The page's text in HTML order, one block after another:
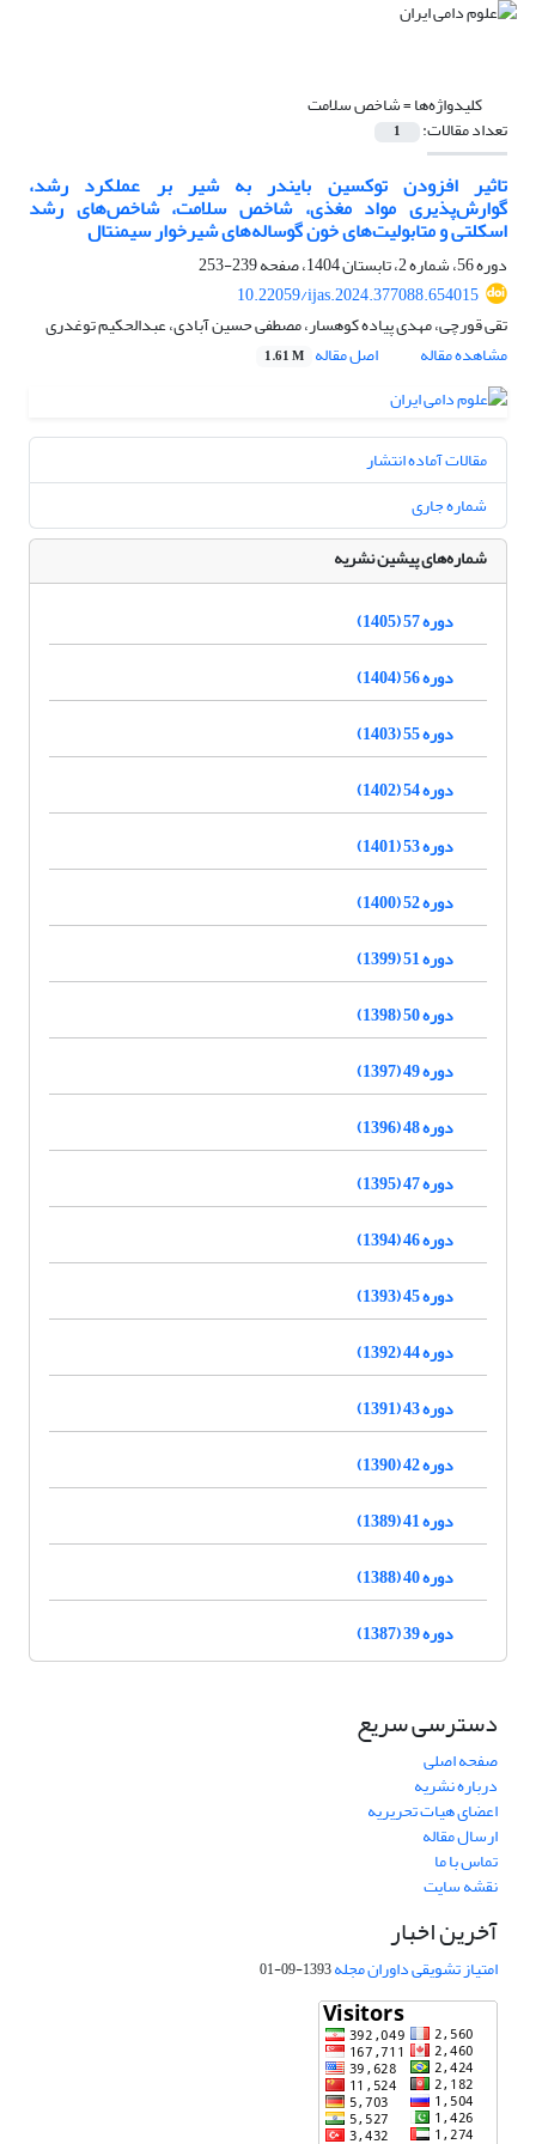
کلیدواژه‌ها =شاخص سلامت
تعداد مقالات: 1
تاثیر افزودن توکسین بایندر به شیر بر عملکرد رشد،
گوارش‌پذیری مواد مغذی، شاخص سلامت، شاخص‌های رشد
اسکلتی و متابولیت‌های خون گوساله‌های شیرخوار سیمنتال
دوره 56، شماره 2، تابستان 1404، صفحه
239-253
10.22059/ijas.2024.377088.654015
تقی قورچی، مهدی پیاده کوهسار، مصطفی حسین آبادی، عبدالحکیم توغدری
مشاهده مقاله
اصل مقاله 1.61 M
مقالات آماده انتشار
شماره جاری
شماره‌های پیشین نشریه
دوره 57 (1405)
دوره 56 (1404)
دوره 55 (1403)
دوره 54 (1402)
دوره 53 (1401)
دوره 52 (1400)
دوره 51 (1399)
دوره 50 (1398)
دوره 49 (1397)
دوره 48 (1396)
دوره 47 (1395)
دوره 46 (1394)
دوره 45 (1393)
دوره 44 (1392)
دوره 43 (1391)
دوره 42 (1390)
دوره 41 (1389)
دوره 40 (1388)
دوره 39 (1387)
دسترسی سریع
صفحه اصلی
درباره نشریه
اعضای هیات تحریریه
ارسال مقاله
تماس با ما
نقشه سایت
آخرین اخبار
امتیاز تشویقی داوران مجله1393-09-01